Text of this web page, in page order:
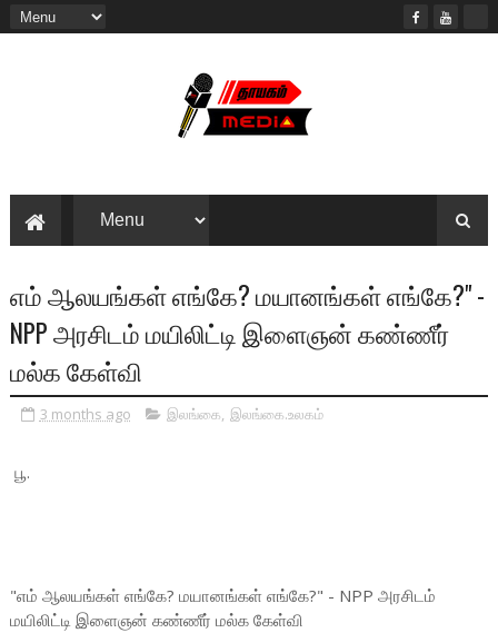
எம் ஆலயங்கள் எங்கே? மயானங்கள் எங்கே?" -
NPP அரசிடம் மயிலிட்டி இளைஞன் கண்ணீர்
மல்க கேள்வி
3 months ago இலங்கை, இலங்கை.உலகம்
பூ.
"எம் ஆலயங்கள் எங்கே? மயானங்கள் எங்கே?" - NPP அரசிடம்
மயிலிட்டி இளைஞன் கண்ணீர் மல்க கேள்வி